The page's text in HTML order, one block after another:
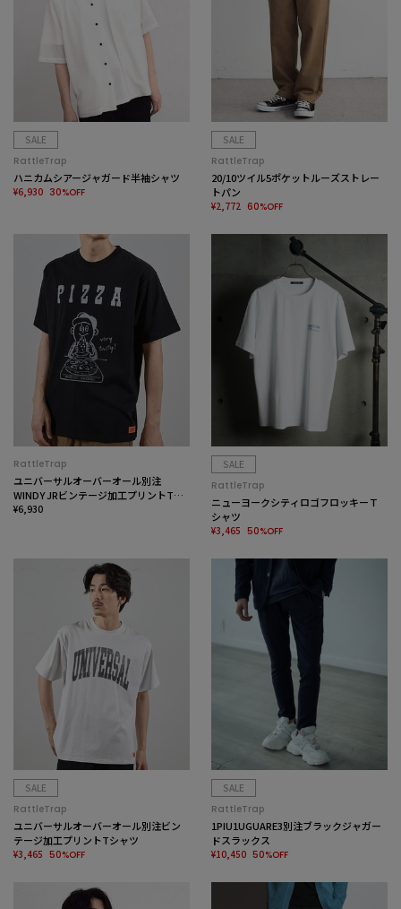
SALE
RattleTrap
ハニカムシアージャガード半袖シャツ
¥6,930 30%OFF
SALE
RattleTrap
20/10ツイル5ポケットルーズストレー
トパン
¥2,772 60%OFF
RattleTrap
ユニバーサルオーバーオール別注
WINDY JRビンテージ加工プリントTシ
ャツ
¥6,930
SALE
RattleTrap
ニューヨークシティロゴフロッキーＴ
シャツ
¥3,465 50%OFF
SALE
RattleTrap
ユニバーサルオーバーオール別注ビン
テージ加工プリントTシャツ
¥3,465 50%OFF
SALE
RattleTrap
1PIU1UGUARE3別注ブラックジャガー
ドスラックス
¥10,450 50%OFF